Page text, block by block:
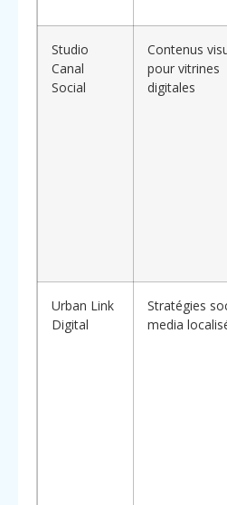
Studio
Canal
Social
Contenus
pour vitrines
digitales
Urban Link
Digital
Stratégies
media